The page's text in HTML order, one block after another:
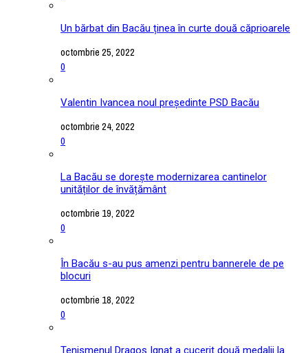
Un bărbat din Bacău ținea în curte două căprioarele
octombrie 25, 2022
0
Valentin Ivancea noul președinte PSD Bacău
octombrie 24, 2022
0
La Bacău se dorește modernizarea cantinelor
unităților de învățământ
octombrie 19, 2022
0
În Bacău s-au pus amenzi pentru bannerele de pe
blocuri
octombrie 18, 2022
0
Tenismenul Dragoș Ignat a cucerit două medalii la